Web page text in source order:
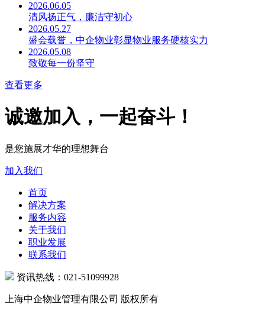
2026.06.05
清风扬正气，廉洁守初心
2026.05.27
盛会载誉，中企物业彰显物业服务硬核实力
2026.05.08
致敬每一份坚守
查看更多
诚邀加入，一起奋斗！
是您施展才华的理想舞台
加入我们
首页
解决方案
服务内容
关于我们
职业发展
联系我们
资讯热线：021-51099928
上海中企物业管理有限公司 版权所有